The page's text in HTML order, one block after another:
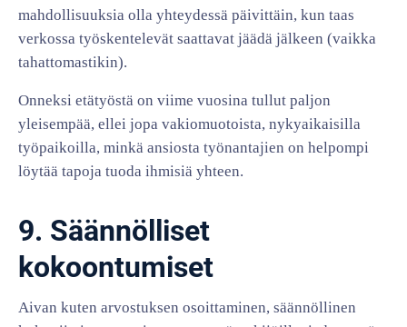
mahdollisuuksia olla yhteydessä päivittäin, kun taas
verkossa työskentelevät saattavat jäädä jälkeen (vaikka
tahattomastikin).
Onneksi etätyöstä on viime vuosina tullut paljon
yleisempää, ellei jopa vakiomuotoista, nykyaikaisilla
työpaikoilla, minkä ansiosta työnantajien on helpompi
löytää tapoja tuoda ihmisiä yhteen.
9. Säännölliset
kokoontumiset
Aivan kuten arvostuksen osoittaminen, säännöllinen